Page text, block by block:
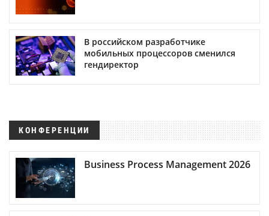
В российском разработчике
мобильных процессоров сменился
гендиректор
КОНФЕРЕНЦИИ
Business Process Management 2026